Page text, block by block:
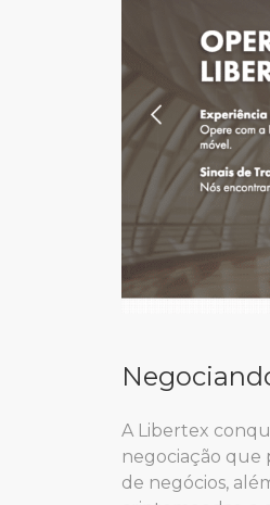
A Libertex
negociação que
de negócios,